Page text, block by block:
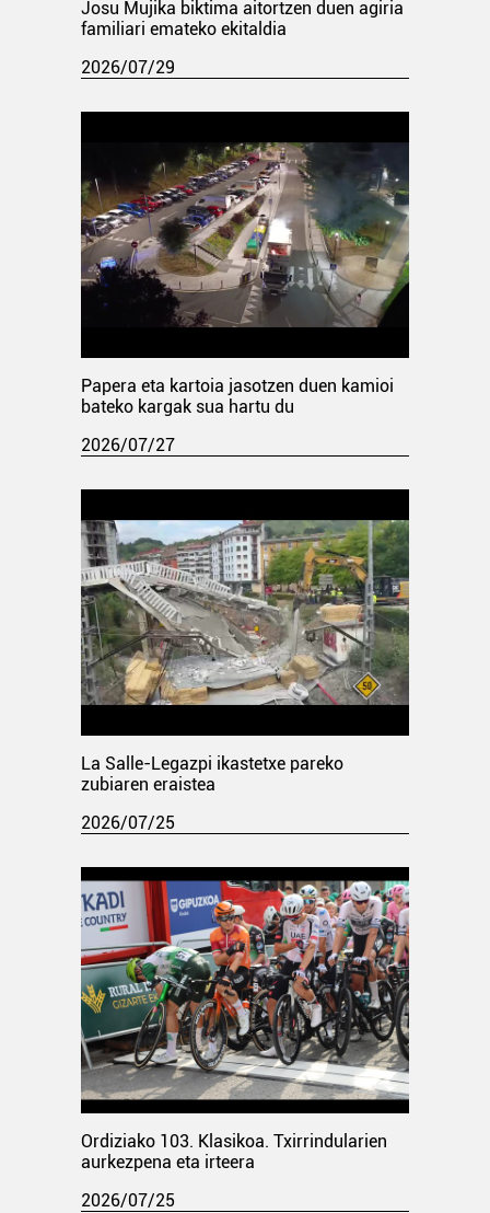
Josu Mujika biktima aitortzen duen agiria
familiari emateko ekitaldia
2026/07/29
Papera eta kartoia jasotzen duen kamioi
bateko kargak sua hartu du
2026/07/27
La Salle-Legazpi ikastetxe pareko
zubiaren eraistea
2026/07/25
Ordiziako 103. Klasikoa. Txirrindularien
aurkezpena eta irteera
2026/07/25